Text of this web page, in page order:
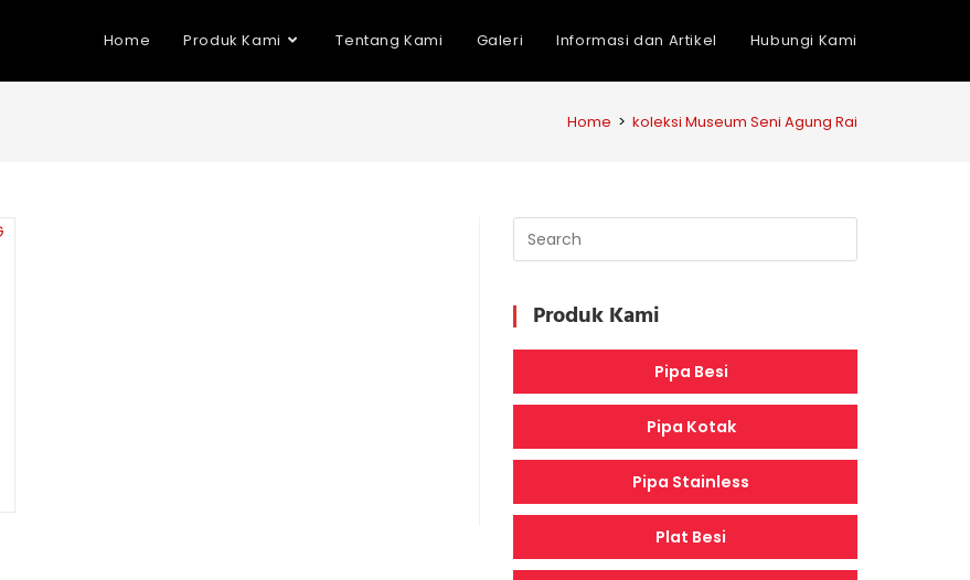
Home Produk Kami Tentang Kami Galeri Informasi dan Artikel Hubungi Kami
Home > koleksi Museum Seni Agung Rai
Produk Kami
Pipa Besi
Pipa Kotak
Pipa Stainless
Plat Besi